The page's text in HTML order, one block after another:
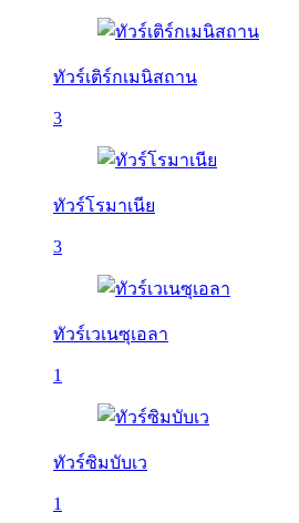
ทัวร์เติร์กเมนิสถาน
3
ทัวร์โรมาเนีย
3
ทัวร์เวเนซุเอลา
1
ทัวร์ซิมบับเว
1